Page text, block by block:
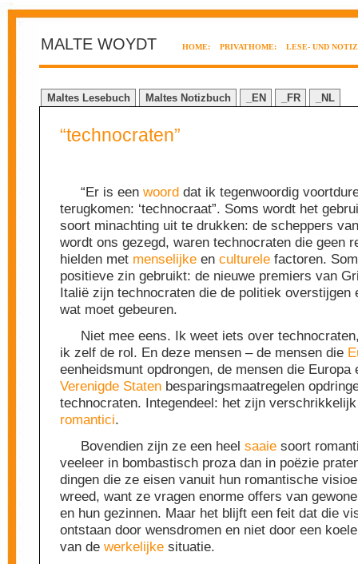
MALTE WOYDT HOME: PRIVATHOME: LESE- UND
Maltes Lesebuch Maltes Notizbuch _EN _FR _NL
“technocraten”
“Er is een woord dat ik tegenwoordig
terugkomen: ‘technocraat”. Soms wordt het
soort minachting uit te drukken: de scheppers
wordt ons gezegd, waren technocraten die geen
hielden met menselijke en culturele factoren.
positieve zin gebruikt: de nieuwe premiers van
Italië zijn technocraten die de politiek overstijgen
wat moet gebeuren.
Niet mee eens. Ik weet iets over
ik zelf de rol. En deze mensen – de mensen die
eenheidsmunt opdrongen, de mensen die Europa
Verenigde Staten besparingsmaatregelen
technocraten. Integendeel: het zijn
romantici.
Bovendien zijn ze een heel saaie soort
veeleer in bombastisch proza dan in poëzie
dingen die ze eisen vanuit hun romantische
wreed, want ze vragen enorme offers van
en hun gezinnen. Maar het blijft een feit dat die
ontstaan door wensdromen en niet door een
van de werkelijke situatie.